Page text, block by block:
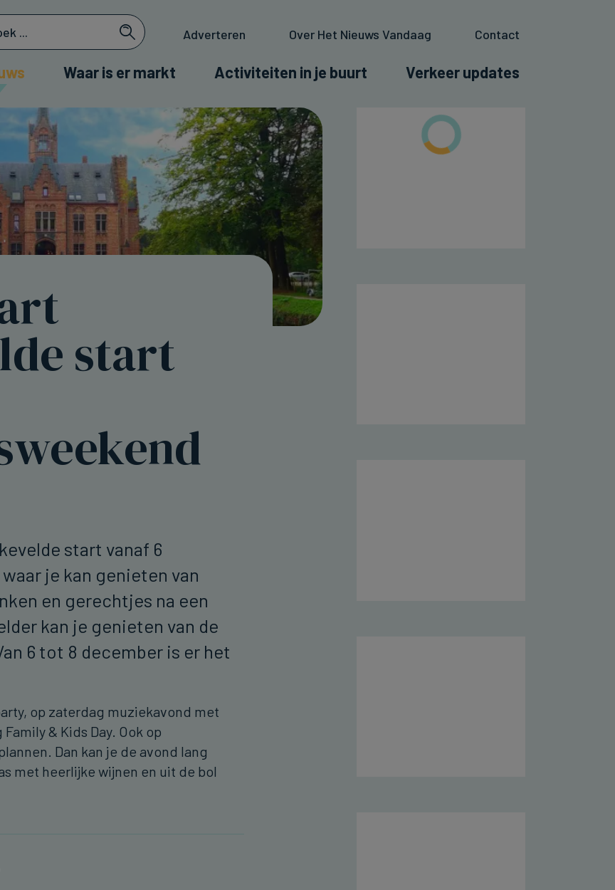
Adverteren Over Het Nieuws Vandaag Contact
Waar is er markt Activiteiten in je buurt Verkeer updates
start
start vanaf 6
je kan genieten van
en gerechtjes na een
kan je genieten van de
6 tot 8 december is er het
op zaterdag muziekavond met
& Kids Day. Ook op
Dan kan je de avond lang
met heerlijke wijnen en uit de bol